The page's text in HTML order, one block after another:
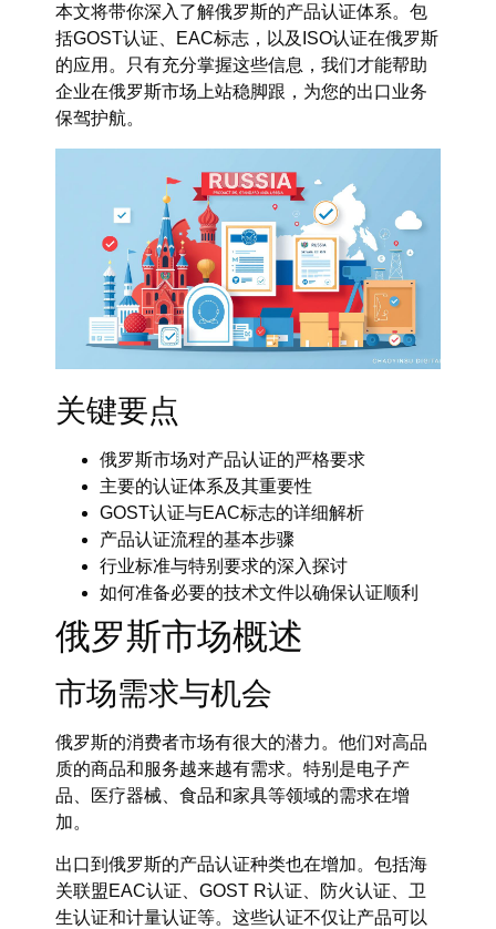
本文将带你深入了解俄罗斯的产品认证体系。包
括GOST认证、EAC标志，以及ISO认证在俄罗斯
的应用。只有充分掌握这些信息，我们才能帮助
企业在俄罗斯市场上站稳脚跟，为您的出口业务
保驾护航。
关键要点
俄罗斯市场对产品认证的严格要求
主要的认证体系及其重要性
GOST认证与EAC标志的详细解析
产品认证流程的基本步骤
行业标准与特别要求的深入探讨
如何准备必要的技术文件以确保认证顺利
俄罗斯市场概述
市场需求与机会
俄罗斯的消费者市场有很大的潜力。他们对高品
质的商品和服务越来越有需求。特别是电子产
品、医疗器械、食品和家具等领域的需求在增
加。
出口到俄罗斯的产品认证种类也在增加。包括海
关联盟EAC认证、GOST R认证、防火认证、卫
生认证和计量认证等。这些认证不仅让产品可以